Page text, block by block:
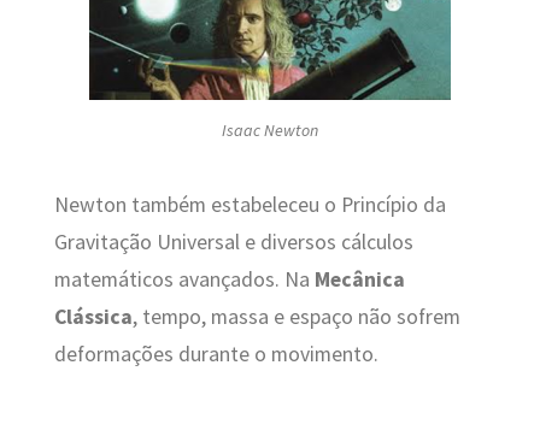
Isaac Newton
Newton também estabeleceu o Princípio da
Gravitação Universal e diversos cálculos
matemáticos avançados. Na Mecânica
Clássica, tempo, massa e espaço não sofrem
deformações durante o movimento.